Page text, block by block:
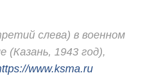
слева) в военном
(Казань, 1943 год),
www.ksma.ru